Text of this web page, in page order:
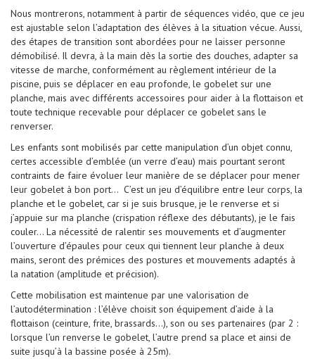
Nous montrerons, notamment à partir de séquences vidéo, que ce jeu
est ajustable selon l’adaptation des élèves à la situation vécue. Aussi,
des étapes de transition sont abordées pour ne laisser personne
démobilisé. Il devra, à la main dès la sortie des douches, adapter sa
vitesse de marche, conformément au règlement intérieur de la
piscine, puis se déplacer en eau profonde, le gobelet sur une
planche, mais avec différents accessoires pour aider à la flottaison et
toute technique recevable pour déplacer ce gobelet sans le
renverser.
Les enfants sont mobilisés par cette manipulation d’un objet connu,
certes accessible d’emblée (un verre d’eau) mais pourtant seront
contraints de faire évoluer leur manière de se déplacer pour mener
leur gobelet à bon port... C’est un jeu d’équilibre entre leur corps, la
planche et le gobelet, car si je suis brusque, je le renverse et si
j’appuie sur ma planche (crispation réflexe des débutants), je le fais
couler… La nécessité de ralentir ses mouvements et d’augmenter
l’ouverture d’épaules pour ceux qui tiennent leur planche à deux
mains, seront des prémices des postures et mouvements adaptés à
la natation (amplitude et précision).
Cette mobilisation est maintenue par une valorisation de
l’autodétermination : l’élève choisit son équipement d’aide à la
flottaison (ceinture, frite, brassards…), son ou ses partenaires (par 2 :
lorsque l’un renverse le gobelet, l’autre prend sa place et ainsi de
suite jusqu’à la bassine posée à 25m).